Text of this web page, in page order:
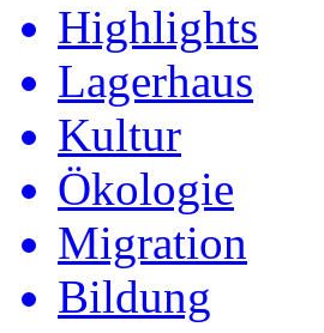
Highlights
Lagerhaus
Kultur
Ökologie
Migration
Bildung